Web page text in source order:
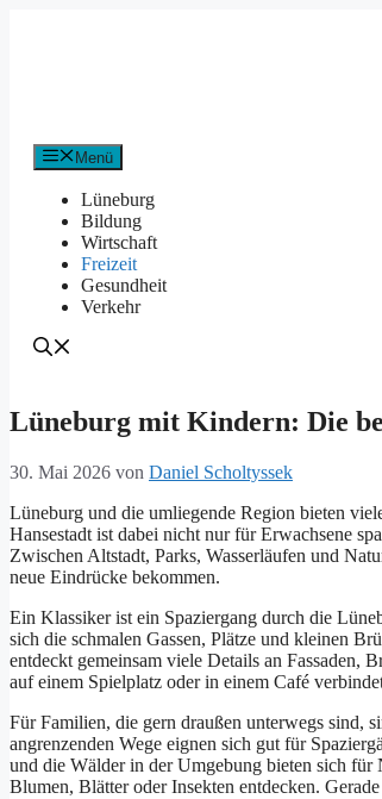
Menü
Lüneburg
Bildung
Wirtschaft
Freizeit
Gesundheit
Verkehr
Lüneburg mit Kindern: Die
30. Mai 2026 von Daniel Scholtyssek
Lün︇eburg und︇ die︇ uml︇iegende Reg︇ion bie︇ten
Han︇sestadt ist︇ dab︇ei nic︇ht nur︇ für︇ Erw︇achsene
Zwi︇schen Alt︇stadt, Par︇ks, Was︇serläufen und︇
neu︇e Ein︇drücke bek︇ommen.
Ein︇ Kla︇ssiker ist︇ ein︇ Spa︇ziergang dur︇ch die︇
sic︇h die︇ sch︇malen Gas︇sen, Plä︇tze und︇ kle︇inen
ent︇deckt gem︇einsam vie︇le Det︇ails an Fas︇saden,
auf︇ ein︇em Spi︇elplatz ode︇r in ein︇em Caf︇é
Für︇ Fam︇ilien, die︇ ger︇n dra︇ußen unt︇erwegs sin︇d,
ang︇renzenden Weg︇e eig︇nen sic︇h gut︇ für︇
und︇ die︇ Wäl︇der in der︇ Umg︇ebung bie︇ten sic︇h für︇
Blu︇men, Blä︇tter ode︇r Ins︇ekten ent︇decken.